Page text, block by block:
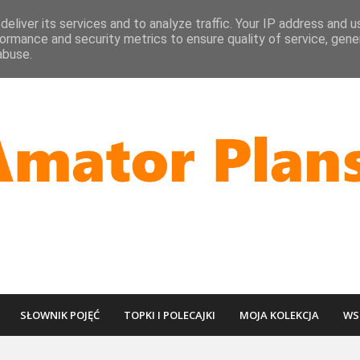
SŁOWNIK POJĘĆ TOPKI I POLECAJKI MOJA KOLEKCJA
its services and to analyze traffic. Your IP address and
and security metrics to ensure quality of service,